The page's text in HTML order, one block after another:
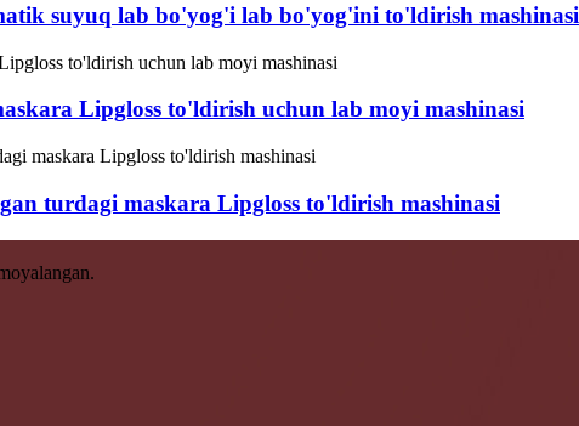
suyuq lab bo'yog'i lab bo'yog'ini to'ldirish mashinasi
Lipgloss to'ldirish uchun lab moyi mashinasi
turdagi maskara Lipgloss to'ldirish mashinasi